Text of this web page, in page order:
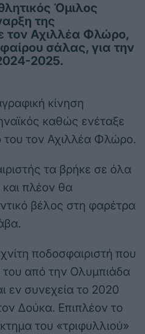
Όμιλος
της
τον Αχιλλέα Φλώρο,
σάλας, για την
2025.
κίνηση
καθώς ενέταξε
του τον Αχιλλέα Φλώρο.
τα βρήκε σε όλα
πλέον θα
βέλος στη φαρέτρα
ποδοσφαιριστή που
του από την Ολυμπιάδα
εν συνεχεία το 2020
Δούκα. Επιπλέον το
του «τριφυλλιού»